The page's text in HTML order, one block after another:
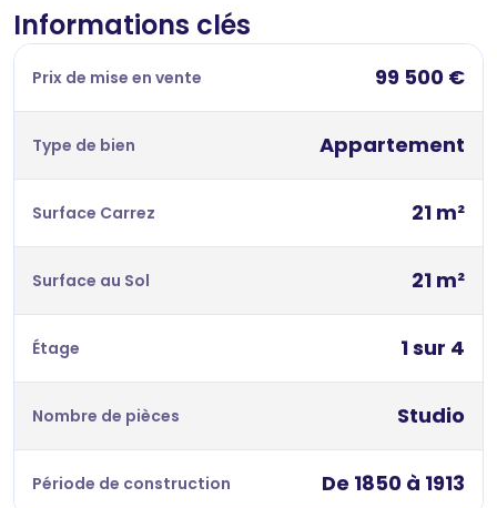
Informations clés
Prix de mise en vente 99 500 €
Type de bien Appartement
Surface Carrez 21 m²
Surface au Sol 21 m²
Étage 1 sur 4
Nombre de pièces Studio
Période de construction De 1850 à 1913